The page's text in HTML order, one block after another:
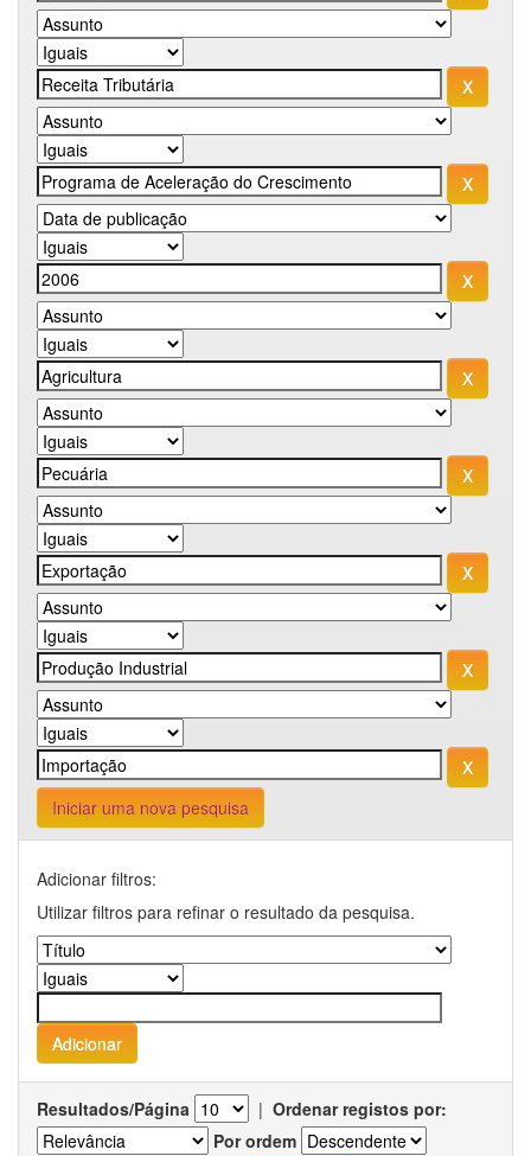
Iniciar uma nova pesquisa
Adicionar filtros:
Utilizar filtros para refinar o resultado da pesquisa.
Resultados/Página | Ordenar registos por:
Por ordem